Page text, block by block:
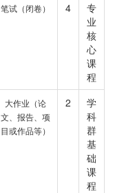
笔试（闭卷） 4
专
业
核
心
课
程
大作业（论
文、报告、项
目或作品等）
2
学
科
群
基
础
课
程